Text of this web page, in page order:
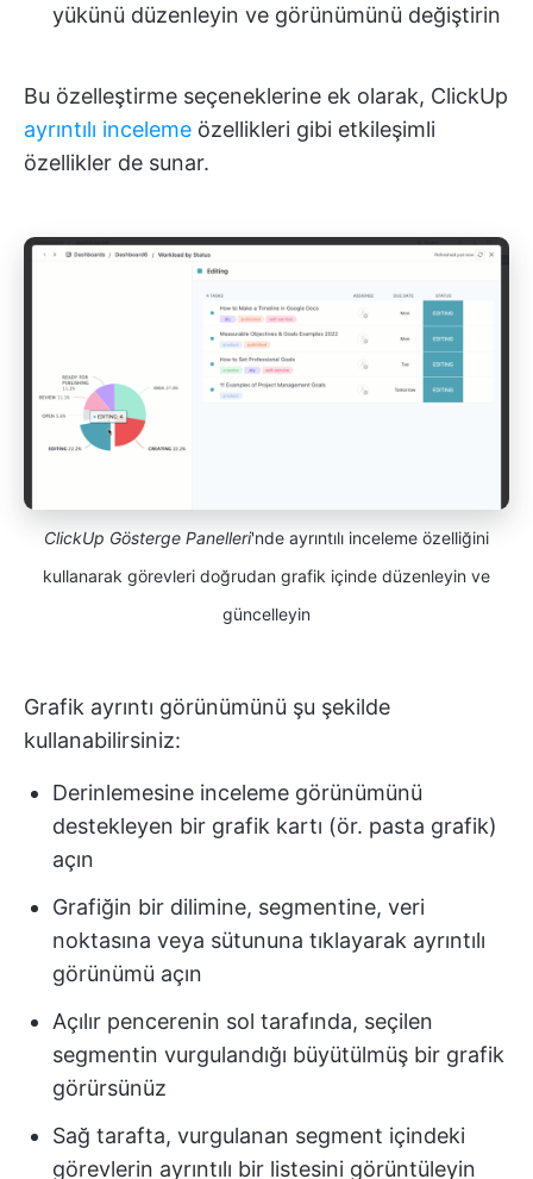
yükünü düzenleyin ve görünümünü değiştirin
Bu özelleştirme seçeneklerine ek olarak, ClickUp
ayrıntılı inceleme özellikleri gibi etkileşimli
özellikler de sunar.
ClickUp Gösterge Panelleri'nde ayrıntılı inceleme özelliğini
kullanarak görevleri doğrudan grafik içinde düzenleyin ve
güncelleyin
Grafik ayrıntı görünümünü şu şekilde
kullanabilirsiniz:
Derinlemesine inceleme görünümünü
destekleyen bir grafik kartı (ör. pasta grafik)
açın
Grafiğin bir dilimine, segmentine, veri
noktasına veya sütununa tıklayarak ayrıntılı
görünümü açın
Açılır pencerenin sol tarafında, seçilen
segmentin vurgulandığı büyütülmüş bir grafik
görürsünüz
Sağ tarafta, vurgulanan segment içindeki
görevlerin ayrıntılı bir listesini görüntüleyin